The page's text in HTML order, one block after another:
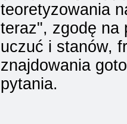
teoretyzowania
teraz", zgodę na
uczuć i stanów,
znajdowania
pytania.